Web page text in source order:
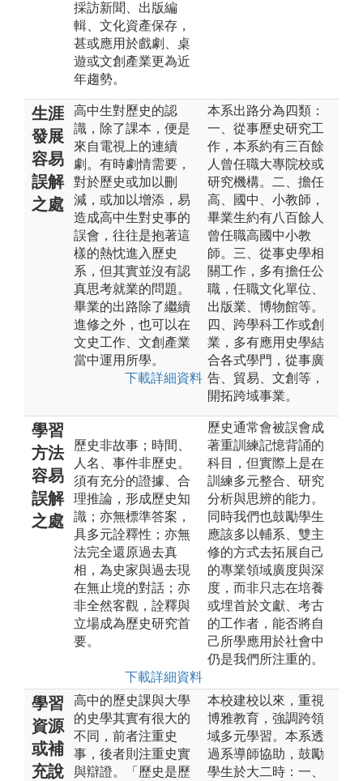
採訪新聞、出版編
輯、文化資產保存，
甚或應用於戲劇、桌
遊或文創產業更為近
年趨勢。
生涯
發展
容易
誤解
之處
高中生對歷史的認
識，除了課本，便是
來自電視上的連續
劇。有時劇情需要，
對於歷史或加以刪
減，或加以增添，易
造成高中生對史事的
誤會，往往是抱著這
樣的熱忱進入歷史
系，但其實並沒有認
真思考就業的問題。
畢業的出路除了繼續
進修之外，也可以在
文史工作、文創產業
當中運用所學。
下載詳細資料
本系出路分為四類：
一、從事歷史研究工
作，本系約有三百餘
人曾任職大專院校或
研究機構。二、擔任
高、國中、小教師，
畢業生約有八百餘人
曾任職高國中小教
師。三、從事史學相
關工作，多有擔任公
職，任職文化單位、
出版業、博物館等。
四、跨學科工作或創
業，多有應用史學結
合各式學門，從事廣
告、貿易、文創等，
開拓跨域事業。
學習
方法
容易
誤解
之處
歷史非故事；時間、
人名、事件非歷史。
須有充分的證據、合
理推論，形成歷史知
識；亦無標準答案，
具多元詮釋性；亦無
法完全還原過去真
相，為史家與過去現
在無止境的對話；亦
非全然客觀，詮釋與
立場成為歷史研究首
要。
下載詳細資料
歷史通常會被誤會成
著重訓練記憶背誦的
科目，但實際上是在
訓練多元整合、研究
分析與思辨的能力。
同時我們也鼓勵學生
應該多以輔系、雙主
修的方式去拓展自己
的專業領域廣度與深
度，而非只志在培養
或埋首於文獻、考古
的工作者，能否將自
己所學應用於社會中
仍是我們所注重的。
學習
資源
或補
充說
高中的歷史課與大學
的史學其實有很大的
不同，前者注重史
事，後者則注重史實
與辯證。「歷史是歷
本校建校以來，重視
博雅教育，強調跨領
域多元學習。本系透
過系導師協助，鼓勵
學生於大二時：一、